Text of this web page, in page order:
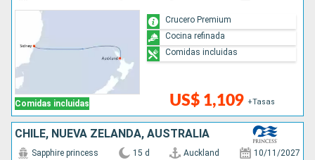
Comidas incluidas US$ 1,109 +Tasas
Crucero Premium
Cocina refinada
Comidas incluidas
CHILE, NUEVA ZELANDA, AUSTRALIA
Sapphire princess 15 d Auckland 10/11/2027